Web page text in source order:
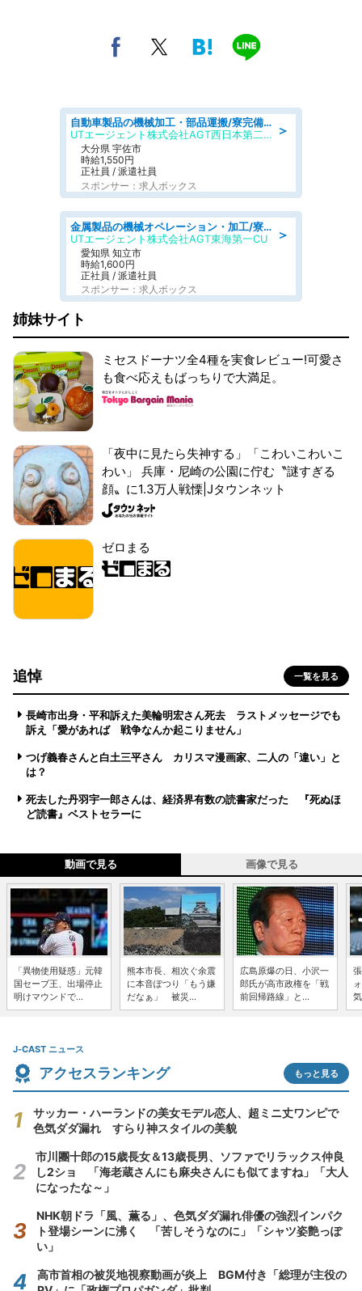
＞
自動車製品の機械加工・部品運搬/寮完備/日払い/工場・製造
UTエージェント株式会社AGT西日本第二CU
大分県 宇佐市
時給1,550円
正社員 / 派遣社員
スポンサー：求人ボックス
＞
金属製品の機械オペレーション・加工/寮完備/日払い/工場・製造
UTエージェント株式会社AGT東海第一CU
愛知県 知立市
時給1,600円
正社員 / 派遣社員
スポンサー：求人ボックス
姉妹サイト
ミセスドーナツ全4種を実食レビュー!可愛さ
も食べ応えもばっちりで大満足。
「夜中に見たら失神する」「こわいこわいこ
わい」 兵庫・尼崎の公園に佇む〝謎すぎる
顔〟に1.3万人戦慄|Jタウンネット
ゼロまる
追悼 一覧を見る
長崎市出身・平和訴えた美輪明宏さん死去 ラストメッセージでも
訴え「愛があれば 戦争なんか起こりません」
つげ義春さんと白土三平さん カリスマ漫画家、二人の「違い」と
は？
死去した丹羽宇一郎さんは、経済界有数の読書家だった 『死ぬほ
ど読書』ベストセラーに
動画で見る 画像で見る
「異物使用疑惑」元韓
国セーブ王、出場停止
明けマウンドで...
熊本市長、相次ぐ余震
に本音ぽつり「もう嫌
だなぁ」 被災...
広島原爆の日、小沢一
郎氏が高市政権を「戦
前回帰路線」と...
J-CAST ニュース
アクセスランキング もっと見る
サッカー・ハーランドの美女モデル恋人、超ミニ丈ワンピで
色気ダダ漏れ すらり神スタイルの美貌
市川團十郎の15歳長女＆13歳長男、ソファでリラックス仲良
し2ショ 「海老蔵さんにも麻央さんにも似てますね」「大人
になったな～」
NHK朝ドラ「風、薫る」、色気ダダ漏れ俳優の強烈インパク
ト登場シーンに沸く 「苦しそうなのに」「シャツ姿艶っぽ
い」
高市首相の被災地視察動画が炎上 BGM付き「総理が主役の